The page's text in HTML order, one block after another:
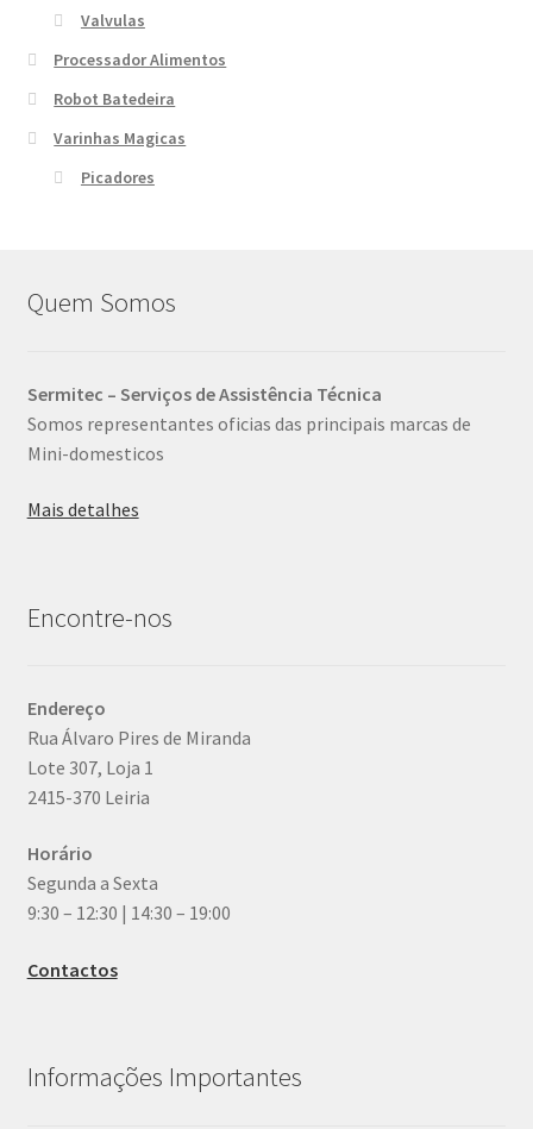
Valvulas
Processador Alimentos
Robot Batedeira
Varinhas Magicas
Picadores
Quem Somos
Sermitec – Serviços de Assistência Técnica
Somos representantes oficias das principais marcas de
Mini-domesticos
Mais detalhes
Encontre-nos
Endereço
Rua Álvaro Pires de Miranda
Lote 307, Loja 1
2415-370 Leiria
Horário
Segunda a Sexta
9:30 – 12:30 | 14:30 – 19:00
Contactos
Informações Importantes